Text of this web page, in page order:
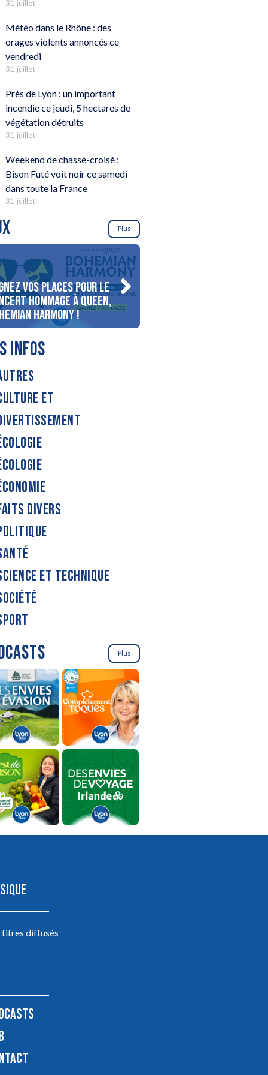
31 juillet
Météo dans le Rhône : des
orages violents annoncés ce
vendredi
31 juillet
Près de Lyon : un important
incendie ce jeudi, 5 hectares de
végétation détruits
31 juillet
Weekend de chassé-croisé :
Bison Futé voit noir ce samedi
dans toute la France
31 juillet
Plus
vos places pour le
Hommage à Queen,
Harmony !
INFOS
ET
DIVERS
ET TECHNIQUE
Plus
titres diffusés